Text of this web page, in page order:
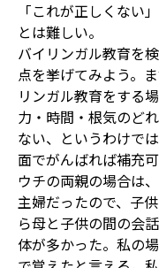
「これが正しくない
とは難しい。
バイリンガル教育を
点を挙げてみよう。
リンガル教育をする
力・時間・根気のど
ない、というわけで
面でがんばれば補充
ウチの両親の場合は
主婦だったので、子
ら母と子供の間の会
体が多かった。私の